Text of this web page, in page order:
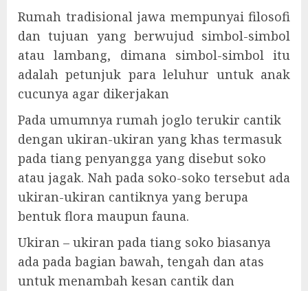
Rumah tradisional jawa mempunyai filosofi
dan tujuan yang berwujud simbol-simbol
atau lambang, dimana simbol-simbol itu
adalah petunjuk para leluhur untuk anak
cucunya agar dikerjakan
Pada umumnya rumah joglo terukir cantik
dengan ukiran-ukiran yang khas termasuk
pada tiang penyangga yang disebut soko
atau jagak. Nah pada soko-soko tersebut ada
ukiran-ukiran cantiknya yang berupa
bentuk flora maupun fauna.
Ukiran – ukiran pada tiang soko biasanya
ada pada bagian bawah, tengah dan atas
untuk menambah kesan cantik dan